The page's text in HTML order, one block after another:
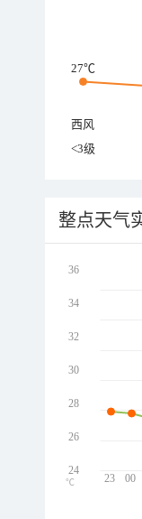
27℃
西风
<3级
整点天气
23 00
36
34
32
30
28
26
24
℃